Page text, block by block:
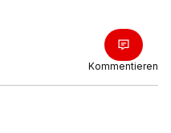
Kommentieren